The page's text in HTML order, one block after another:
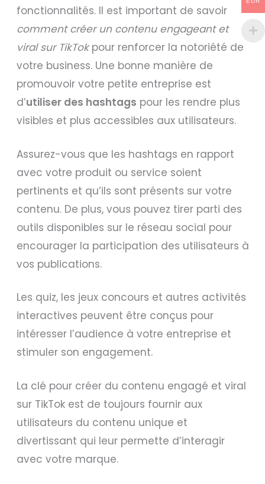
fonctionnalités. Il est important de savoir
comment créer un contenu engageant et
viral sur TikTokpour renforcer la notoriété de
votre business. Une bonne manière de
promouvoir votre petite entreprise est
d’utiliser des hashtags pour les rendre plus
visibles et plus accessibles aux utilisateurs.
Assurez-vous que les hashtags en rapport
avec votre produit ou service soient
pertinents et qu’ils sont présents sur votre
contenu. De plus, vous pouvez tirer parti des
outils disponibles sur le réseau social pour
encourager la participation des utilisateurs à
vos publications.
Les quiz, les jeux concours et autres activités
interactives peuvent être conçus pour
intéresser l’audience à votre entreprise et
stimuler son engagement.
La clé pour créer du contenu engagé et viral
sur TikTok est de toujours fournir aux
utilisateurs du contenu unique et
divertissant qui leur permette d’interagir
avec votre marque.